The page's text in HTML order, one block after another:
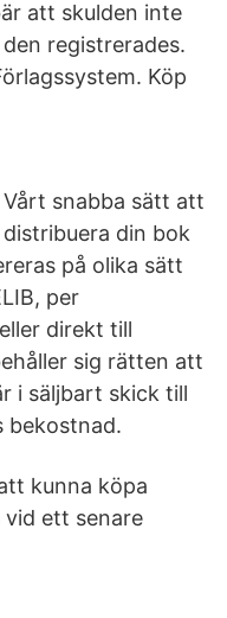
att skulden inte
registrerades.
Köp
Vårt snabba sätt att
distribuera din bok
på olika sätt
per
direkt till
sig rätten att
i säljbart skick till
bekostnad.
kunna köpa
vid ett senare